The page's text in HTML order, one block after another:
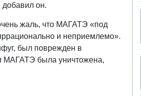
добавил он.
жаль, что МАГАТЭ «под
и неприемлемо».
был поврежден в
МАГАТЭ была уничтожена,